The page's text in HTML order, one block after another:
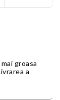
groasa
a